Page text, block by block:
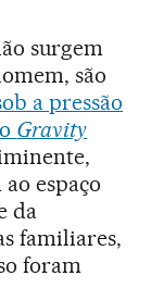
surgem
são
a pressão
Gravity
espaço
da
familiares,
foram